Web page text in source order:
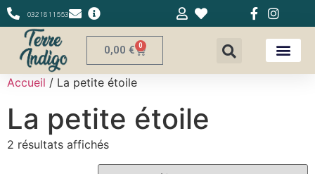
0321811553
0,00 € 0
Accueil / La petite étoile
La petite étoile
2 résultats affichés